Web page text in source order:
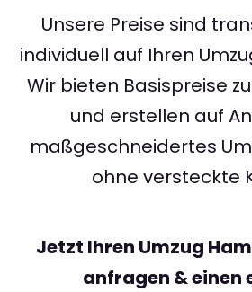
Unsere Preise sind
individuell auf Ihren
Wir bieten Basispreise
und erstellen auf
maßgeschneidertes
ohne versteckte
Jetzt Ihren Umzug
anfragen & einen